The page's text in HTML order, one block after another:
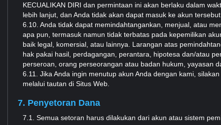
KECUALIKAN DIRI dan permintaan ini akan berlaku dalam
lebih lanjut, dan Anda tidak akan dapat masuk ke akun
6.10. Anda tidak dapat memindahtangankan, menjual, atau
apa pun, termasuk namun tidak terbatas pada kepemilikan
baik legal, komersial, atau lainnya. Larangan atas
hak pakai hasil, perdagangan, perantara, hipotesa dan/atau
perseroan, orang perseorangan atau badan hukum, yayasan
6.11. Jika Anda ingin menutup akun Anda dengan kami,
melalui tautan di Situs Web.
7. Penyetoran Dana
7.1. Semua setoran harus dilakukan dari akun atau sistem